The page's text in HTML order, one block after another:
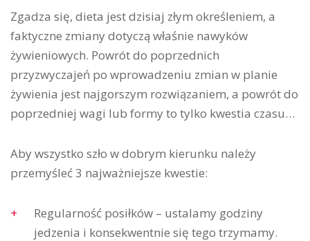
Zgadza się, dieta jest dzisiaj złym określeniem, a
faktyczne zmiany dotyczą właśnie nawyków
żywieniowych. Powrót do poprzednich
przyzwyczajeń po wprowadzeniu zmian w planie
żywienia jest najgorszym rozwiązaniem, a powrót do
poprzedniej wagi lub formy to tylko kwestia czasu…
Aby wszystko szło w dobrym kierunku należy
przemyśleć 3 najważniejsze kwestie:
Regularność posiłków – ustalamy godziny
jedzenia i konsekwentnie się tego trzymamy.